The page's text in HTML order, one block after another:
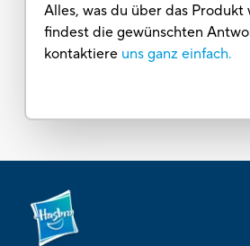
Alles, was du über das Produkt
findest die gewünschten
kontaktiere uns ganz einfach.